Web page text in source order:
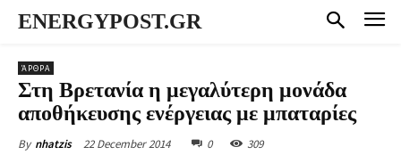
ENERGYPOST.GR
ΆΡΘΡΑ
Στη Βρετανία η μεγαλύτερη μονάδα
αποθήκευσης ενέργειας με μπαταρίες
By nhatzis 22 December 2014 0 309